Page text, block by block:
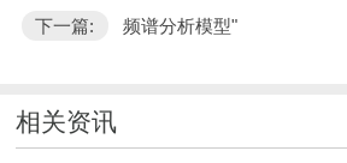
下一篇: 频谱分析模型"
相关资讯